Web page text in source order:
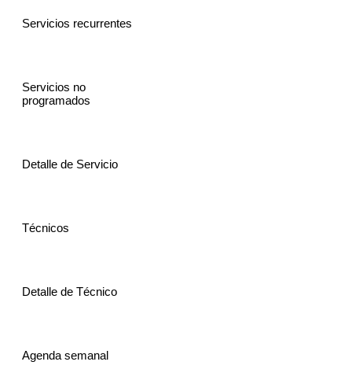
Servicios recurrentes
Servicios no
programados
Detalle de Servicio
Técnicos
Detalle de Técnico
Agenda semanal